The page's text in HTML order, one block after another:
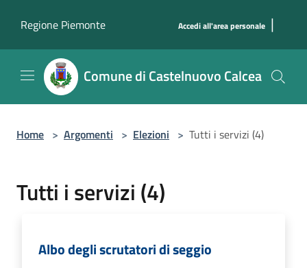
Regione Piemonte
Accedi all'area personale |
Comune di Castelnuovo Calcea
Home > Argomenti > Elezioni > Tutti i servizi (4)
Tutti i servizi (4)
Albo degli scrutatori di seggio